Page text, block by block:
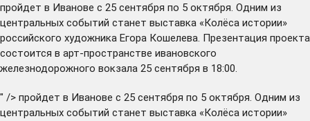
пройдет в Иванове с 25 сентября по 5 октября. Одним из
центральных событий станет выставка «Колёса истории»
российского художника Егора Кошелева. Презентация проекта
состоится в арт-пространстве ивановского
железнодорожного вокзала 25 сентября в 18:00.
" /> пройдет в Иванове с 25 сентября по 5 октября. Одним из
центральных событий станет выставка «Колёса истории»